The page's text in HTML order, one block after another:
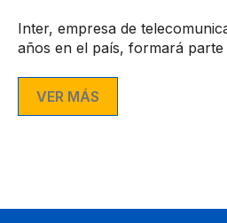
Inter, empresa de
años en el país, formará parte
VER MÁS